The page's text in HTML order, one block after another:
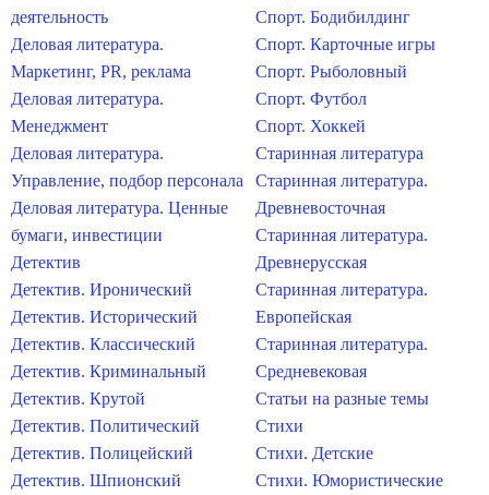
деятельность
Деловая литература.
Маркетинг, PR, реклама
Деловая литература.
Менеджмент
Деловая литература.
Управление, подбор персонала
Деловая литература. Ценные
бумаги, инвестиции
Детектив
Детектив. Иронический
Детектив. Исторический
Детектив. Классический
Детектив. Криминальный
Детектив. Крутой
Детектив. Политический
Детектив. Полицейский
Детектив. Шпионский
Спорт. Бодибилдинг
Спорт. Карточные игры
Спорт. Рыболовный
Спорт. Футбол
Спорт. Хоккей
Старинная литература
Старинная литература.
Древневосточная
Старинная литература.
Древнерусская
Старинная литература.
Европейская
Старинная литература.
Средневековая
Статьи на разные темы
Стихи
Стихи. Детские
Стихи. Юмористические